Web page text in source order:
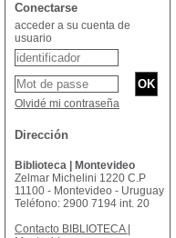
Conectarse
acceder a su cuenta de
usuario
Olvidé mi contraseña
Dirección
Biblioteca | Montevideo
Zelmar Michelini 1220 C.P
11100 - Montevideo - Uruguay
Teléfono: 2900 7194 int. 20
Contacto BIBLIOTECA |